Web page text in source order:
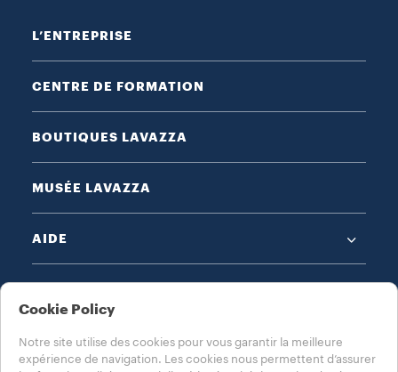
L’ENTREPRISE
CENTRE DE FORMATION
BOUTIQUES LAVAZZA
MUSÉE LAVAZZA
AIDE
Cookie Policy
Notre site utilise des cookies pour vous garantir la meilleure
expérience de navigation. Les cookies nous permettent d’assurer